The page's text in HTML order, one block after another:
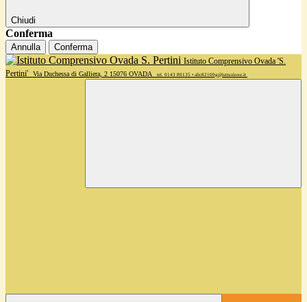
Chiudi
Conferma
Annulla Conferma
Istituto Comprensivo Ovada 'S.
Pertini'
Via Duchessa di Galliera, 2 15076 OVADA tel. 0143 80135 • alic82100g@istruzione.it